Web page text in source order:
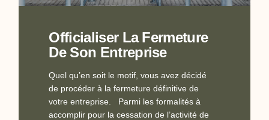
Officialiser La Fermeture
De Son Entreprise
Quel qu’en soit le motif, vous avez décidé
de procéder à la fermeture définitive de
votre entreprise. Parmi les formalités à
accomplir pour la cessation de l’activité de